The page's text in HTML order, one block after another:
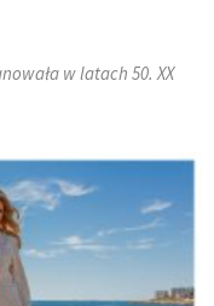
w latach 50. XX